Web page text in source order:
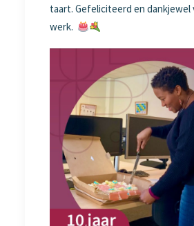
taart. Gefeliciteerd en dankjewel
werk.